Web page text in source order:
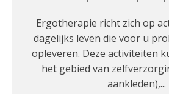
Ergotherapie richt zich op
dagelijks leven die voor u
opleveren. Deze activiteiten
het gebied van
aankleden),...